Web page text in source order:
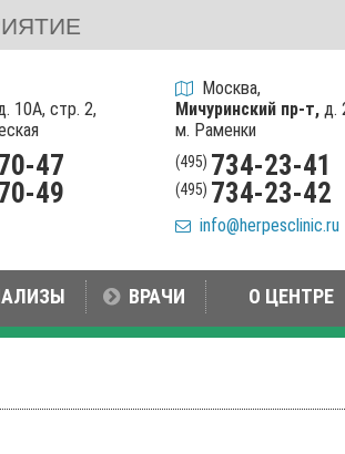
10А, стр. 2,
47
49
Москва,
Мичуринский пр-т, д.
м. Раменки
(495) 734-23-41
(495) 734-23-42
info@herpesclinic.ru
ВРАЧИ О ЦЕНТРЕ